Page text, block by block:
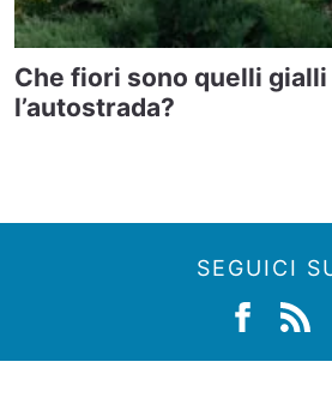
Che fiori sono quelli gialli
l’autostrada?
SEGUICI